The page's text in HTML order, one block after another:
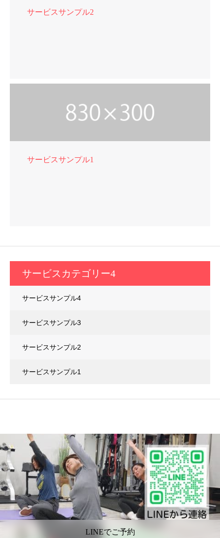
サービスサンプル2
サービスサンプル1
サービスカテゴリー4
サービスサンプル4
サービスサンプル3
サービスサンプル2
サービスサンプル1
LINEでご予約